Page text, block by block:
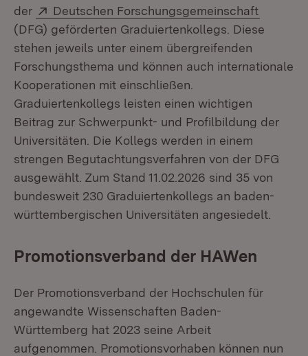
der
Extern:
Deutschen Forschungsgemeinschaft
(DFG) geförderten Graduiertenkollegs. Diese
stehen jeweils unter einem übergreifenden
Forschungsthema und können auch internationale
Kooperationen mit einschließen.
Graduiertenkollegs leisten einen wichtigen
Beitrag zur Schwerpunkt- und Profilbildung der
Universitäten. Die Kollegs werden in einem
strengen Begutachtungsverfahren von der DFG
ausgewählt. Zum Stand 11.02.2026 sind 35 von
bundesweit 230 Graduiertenkollegs an baden-
württembergischen Universitäten angesiedelt.
Promotionsverband der HAWen
Der Promotionsverband der Hochschulen für
angewandte Wissenschaften Baden-
Württemberg hat 2023 seine Arbeit
aufgenommen. Promotionsvorhaben können nun